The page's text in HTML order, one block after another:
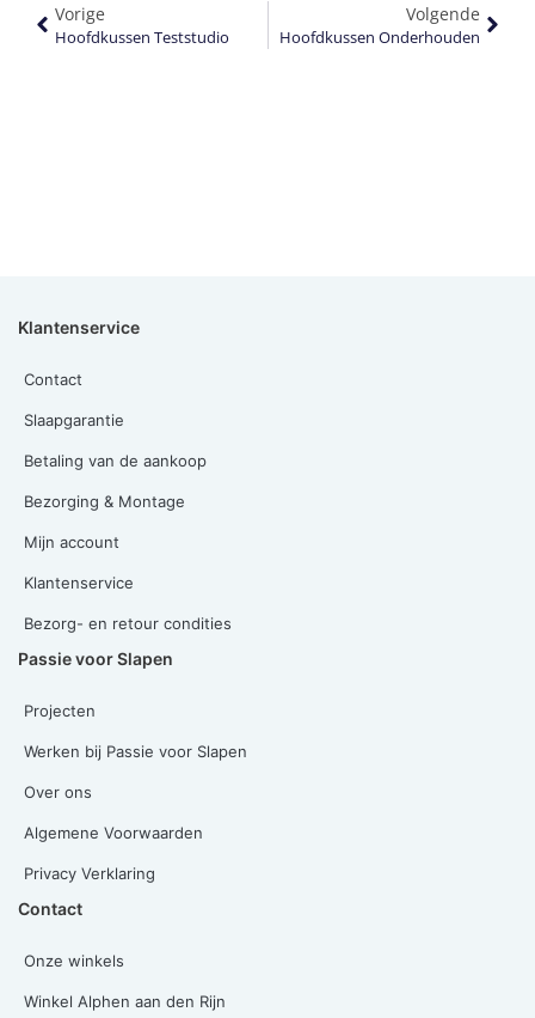
Vorige
Hoofdkussen Teststudio
Volgende
Hoofdkussen Onderhouden
Klantenservice
Contact
Slaapgarantie
Betaling van de aankoop
Bezorging & Montage
Mijn account
Klantenservice
Bezorg- en retour condities
Passie voor Slapen
Projecten
Werken bij Passie voor Slapen
Over ons
Algemene Voorwaarden
Privacy Verklaring
Contact
Onze winkels
Winkel Alphen aan den Rijn